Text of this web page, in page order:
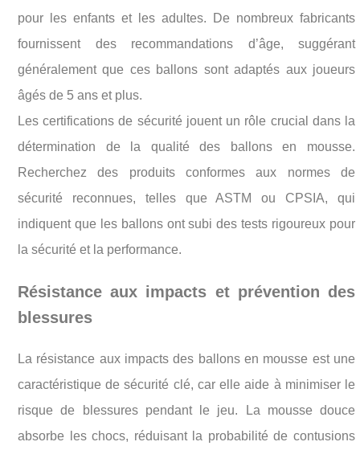
pour les enfants et les adultes. De nombreux fabricants
fournissent des recommandations d’âge, suggérant
généralement que ces ballons sont adaptés aux joueurs
âgés de 5 ans et plus.
Les certifications de sécurité jouent un rôle crucial dans la
détermination de la qualité des ballons en mousse.
Recherchez des produits conformes aux normes de
sécurité reconnues, telles que ASTM ou CPSIA, qui
indiquent que les ballons ont subi des tests rigoureux pour
la sécurité et la performance.
Résistance aux impacts et prévention des
blessures
La résistance aux impacts des ballons en mousse est une
caractéristique de sécurité clé, car elle aide à minimiser le
risque de blessures pendant le jeu. La mousse douce
absorbe les chocs, réduisant la probabilité de contusions